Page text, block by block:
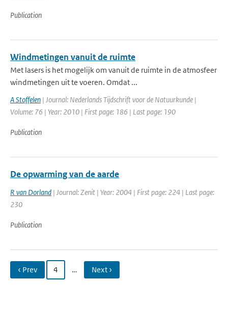
Publication
Windmetingen vanuit de ruimte
Met lasers is het mogelijk om vanuit de ruimte in de atmosfeer
windmetingen uit te voeren. Omdat ...
A Stoffelen | Journal: Nederlands Tijdschrift voor de Natuurkunde |
Volume: 76 | Year: 2010 | First page: 186 | Last page: 190
Publication
De opwarming van de aarde
R van Dorland | Journal: Zenit | Year: 2004 | First page: 224 | Last page:
230
Publication
‹ Prev 4 … Next ›